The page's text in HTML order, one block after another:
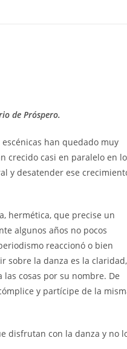
de Próspero.
han quedado muy
crecido casi en paralelo en lo
y desatender ese
hermética, que precise un
algunos años no pocos
reaccionó o bien
sobre la danza es la claridad,
cosas por su nombre. De
y partícipe de la
disfrutan con la danza y no